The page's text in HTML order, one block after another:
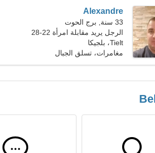
Alexandre
33 سنة, برج الحوت
الرجل يريد مقابلة امرأة 22-28
Tielt، بلجيكا
مغامرات، تسلق الجبال